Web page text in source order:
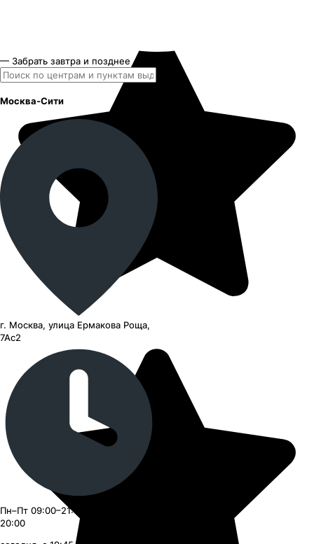
— Забрать завтра и позднее
Москва-Сити
г. Москва, улица Ермакова Роща,
7Ас2
Пн–Пт 09:00–21:00, Сб–Вс 09:00–
20:00